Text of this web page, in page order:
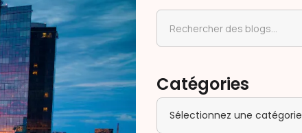
Catégories
Sélectionnez une catégorie